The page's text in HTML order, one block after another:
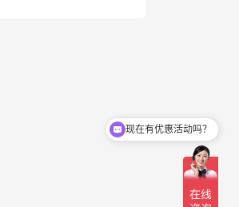
现在有优惠活动吗？